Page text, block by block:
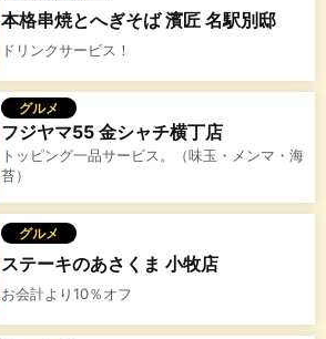
本格串焼とへぎそば 濱匠 名駅別邸
ドリンクサービス！
グルメ
フジヤマ55 金シャチ横丁店
トッピング一品サービス。（味玉・メンマ・海
苔）
グルメ
ステーキのあさくま 小牧店
お会計より10％オフ